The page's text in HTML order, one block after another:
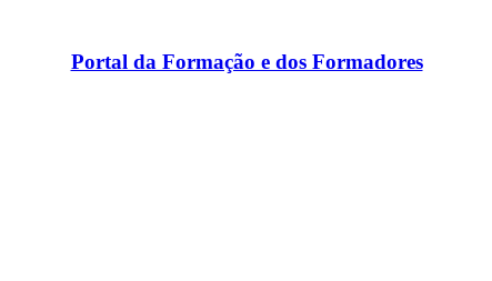
Portal da Formação e dos Formadores